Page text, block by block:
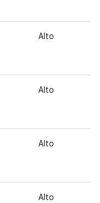
Alto
Alto
Alto
Alto